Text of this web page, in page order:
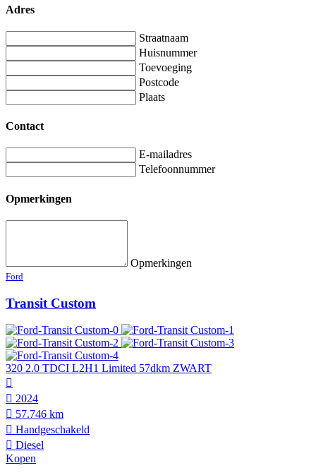
Adres
Straatnaam
Huisnummer
Toevoeging
Postcode
Plaats
Contact
E-mailadres
Telefoonnummer
Opmerkingen
Opmerkingen
Ford
Transit Custom
320 2.0 TDCI L2H1 Limited 57dkm ZWART
2024
57.746 km
Hand­geschakeld
Diesel
Kopen